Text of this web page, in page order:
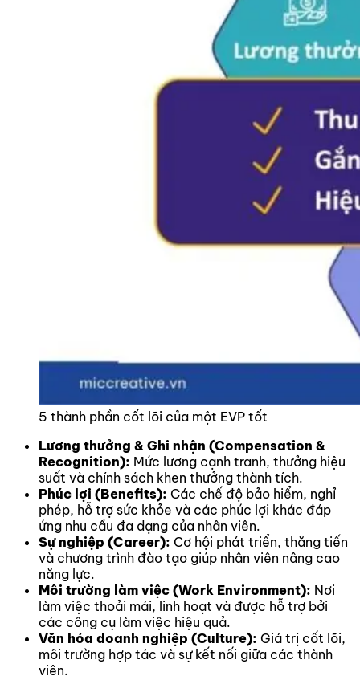
5 thành phần cốt lõi của một EVP tốt
Lương thưởng & Ghi nhận (Compensation &
Recognition): Mức lương cạnh tranh, thưởng hiệu
suất và chính sách khen thưởng thành tích.
Phúc lợi (Benefits): Các chế độ bảo hiểm, nghỉ
phép, hỗ trợ sức khỏe và các phúc lợi khác đáp
ứng nhu cầu đa dạng của nhân viên.
Sự nghiệp (Career): Cơ hội phát triển, thăng tiến
và chương trình đào tạo giúp nhân viên nâng cao
năng lực.
Môi trường làm việc (Work Environment): Nơi
làm việc thoải mái, linh hoạt và được hỗ trợ bởi
các công cụ làm việc hiệu quả.
Văn hóa doanh nghiệp (Culture): Giá trị cốt lõi,
môi trường hợp tác và sự kết nối giữa các thành
viên.